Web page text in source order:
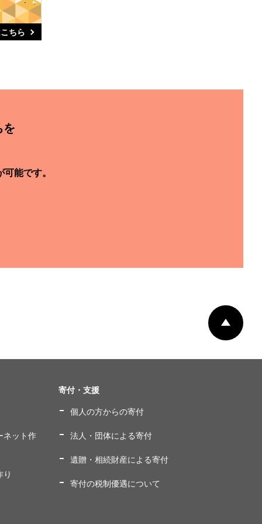
ちら
を
能です。
ペー
ット作
寄付・支援
個人の方からの寄付
法人・団体による寄付
遺贈・相続財産による寄付
寄付の税制優遇について